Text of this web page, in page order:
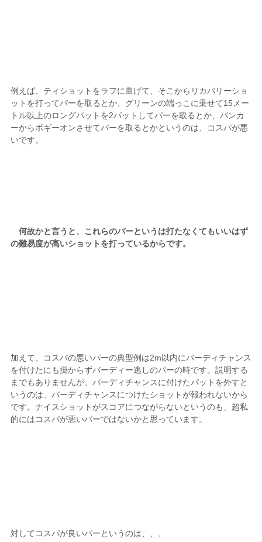
例えば、ティショットをラフに曲げて、そこからリカバリーショ
ットを打ってパーを取るとか、グリーンの端っこに乗せて15メー
トル以上のロングパットを2パットしてパーを取るとか、バンカ
ーからボギーオンさせてパーを取るとかというのは、コスパが悪
いです。
何故かと言うと、これらのパーというは打たなくてもいいはず
の難易度が高いショットを打っているからです。
加えて、コスパの悪いパーの典型例は2m以内にバーディチャンス
を付けたにも掛からずバーディー逃しのパーの時です。説明する
までもありませんが、バーディチャンスに付けたパットを外すと
いうのは、バーディチャンスにつけたショットが報われないから
です。ナイスショットがスコアにつながらないというのも、超私
的にはコスパが悪いパーではないかと思っています。
対してコスパが良いパーというのは、、、